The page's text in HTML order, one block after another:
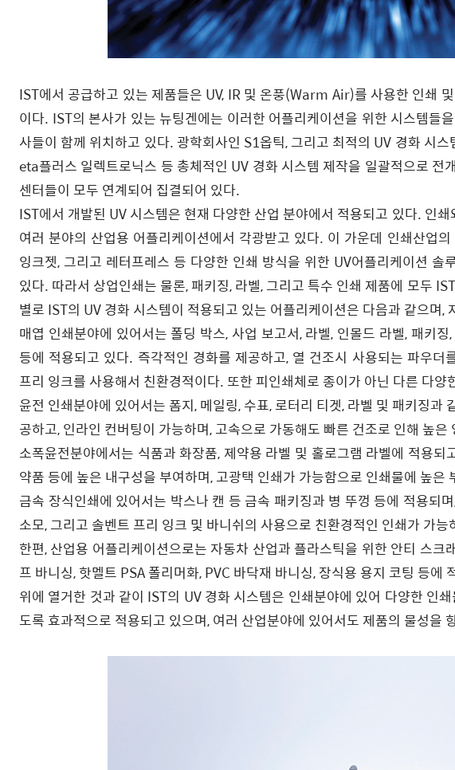
IST에서 공급하고 있는 제품들은 UV, IR 및 온풍(Warm Air)를 사용한 인쇄
이다. IST의 본사가 있는 뉴팅겐에는 이러한 어플리케이션을 위한 시스템들
사들이 함께 위치하고 있다. 광학회사인 S1옵틱, 그리고 최적의 UV 경화 시
eta플러스 일렉트로닉스 등 총체적인 UV 경화 시스템 제작을 일괄적으로 전
센터들이 모두 연계되어 집결되어 있다.
IST에서 개발된 UV 시스템은 현재 다양한 산업 분야에서 적용되고 있다. 인
여러 분야의 산업용 어플리케이션에서 각광받고 있다. 이 가운데 인쇄산업
잉크젯, 그리고 레터프레스 등 다양한 인쇄 방식을 위한 UV어플리케이션
있다. 따라서 상업인쇄는 물론, 패키징, 라벨, 그리고 특수 인쇄 제품에 모두
별로 IST의 UV 경화 시스템이 적용되고 있는 어플리케이션은 다음과 같으며,
매엽 인쇄분야에 있어서는 폴딩 박스, 사업 보고서, 라벨, 인몰드 라벨, 패키
등에 적용되고 있다. 즉각적인 경화를 제공하고, 열 건조시 사용되는 파우
프리 잉크를 사용해서 친환경적이다. 또한 피인쇄체로 종이가 아닌 다른 다
윤전 인쇄분야에 있어서는 폼지, 메일링, 수표, 로터리 티겟, 라벨 및 패키징
공하고, 인라인 컨버팅이 가능하며, 고속으로 가동해도 빠른 건조로 인해 높
소폭윤전분야에서는 식품과 화장품, 제약용 라벨 및 홀로그램 라벨에 적용
약품 등에 높은 내구성을 부여하며, 고광택 인쇄가 가능함으로 인쇄물에 높
금속 장식인쇄에 있어서는 박스나 캔 등 금속 패키징과 병 뚜껑 등에 적용되
소모, 그리고 솔벤트 프리 잉크 및 바니쉬의 사용으로 친환경적인 인쇄가 가
한편, 산업용 어플리케이션으로는 자동차 산업과 플라스틱을 위한 안티 스크
프 바니싱, 핫멜트 PSA 폴리머화, PVC 바닥재 바니싱, 장식용 용지 코팅 등에
위에 열거한 것과 같이 IST의 UV 경화 시스템은 인쇄분야에 있어 다양한 인
도록 효과적으로 적용되고 있으며, 여러 산업분야에 있어서도 제품의 물성을